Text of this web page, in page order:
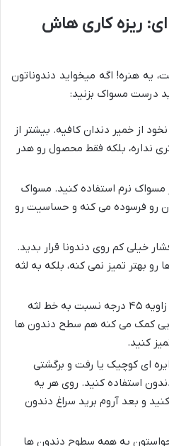
ریزه کاری هاش
هنره! اگه میخواید دندوناتون
درست مسواک بزنید:
نخود از خمیر دندان کافیه. بیشتر از
نداره، بلکه فقط محصول رو هدر
نرم استفاده کنید. مسواک
رو فرسوده می کنه و حساسیت رو
خیلی کم روی دندونا قرار بدید.
رو بهتر تمیز نمی کنه، بلکه به لثه
مسواک رو با زاویه ۴۵ درجه نسبت به خط لثه
کمک می کنه هم سطح دندون ها
کنید.
ای کوچیک یا رفت و برگشتی
استفاده کنید. روی هر یه
و بعد آروم برید سراغ دندون
به همه سطوح دندون ها